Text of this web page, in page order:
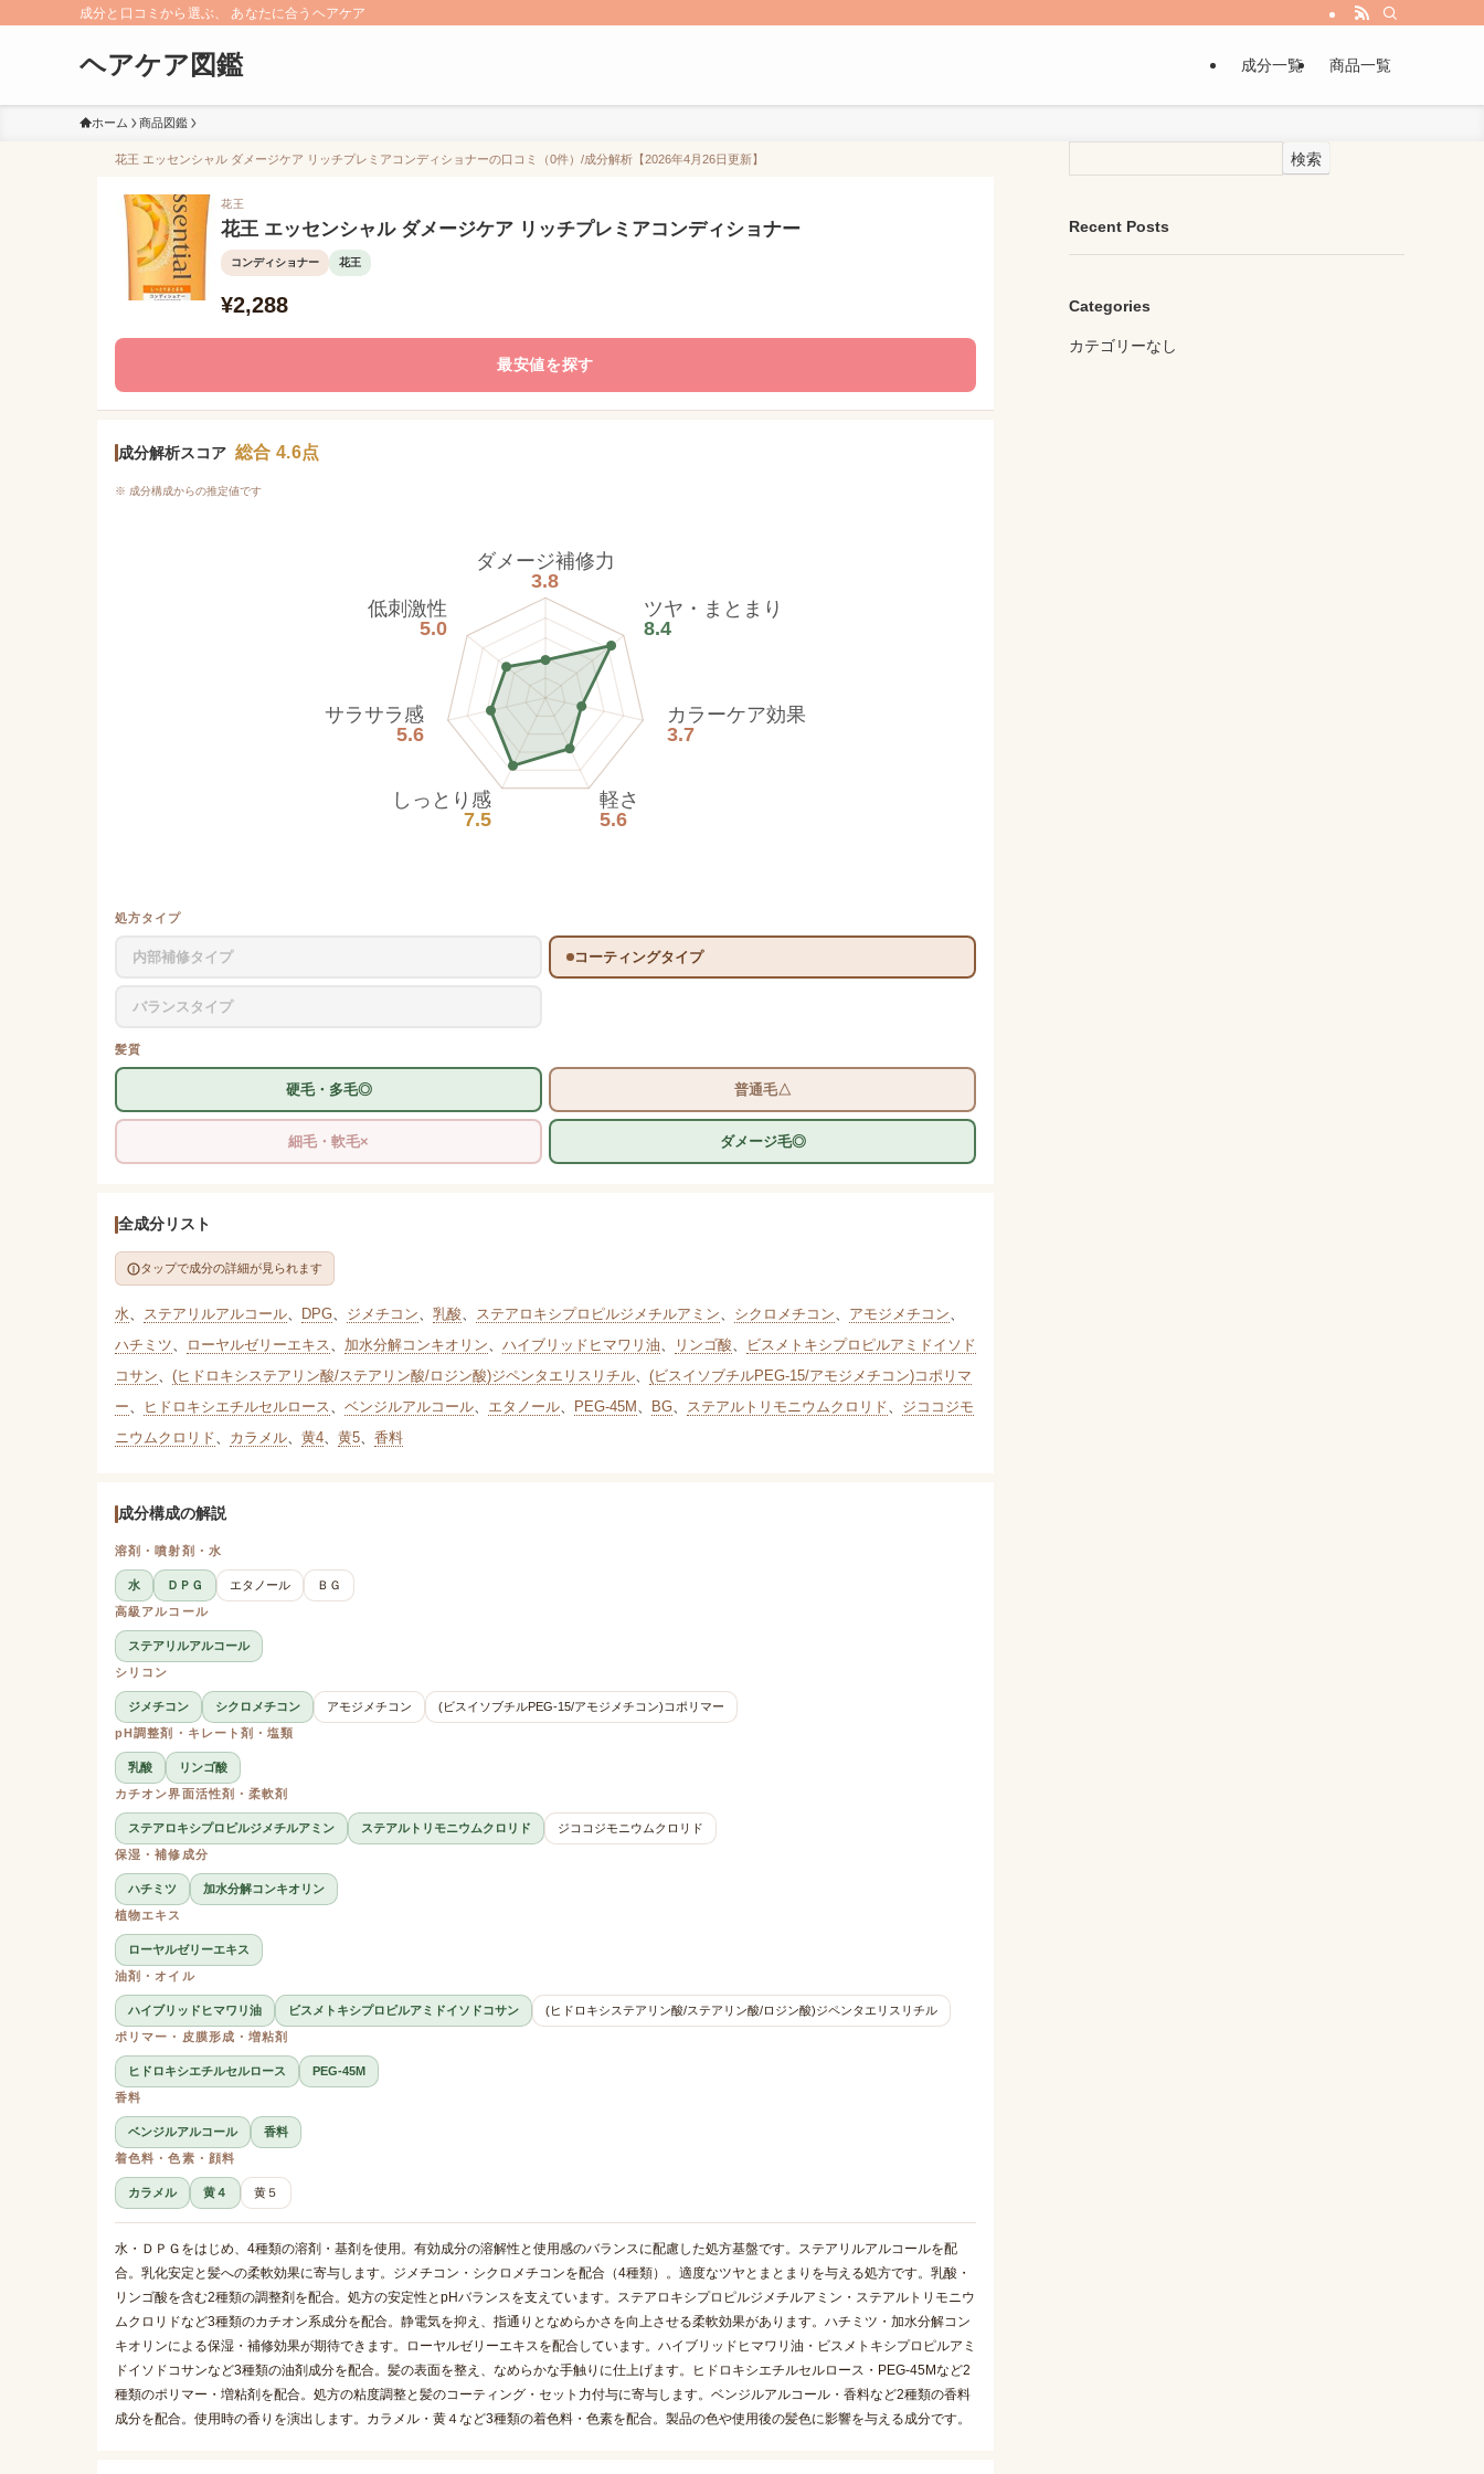
成分と口コミから選ぶ、 あなたに合うヘアケア
ヘアケア図鑑 成分一覧 商品一覧
ホーム 商品図鑑
花王 エッセンシャル ダメージケア リッチプレミアコンディショナーの口コミ（0件）/成分解析【2026年4月26日更新】
花王
花王 エッセンシャル ダメージケア リッチプレミアコンディショナー
コンディショナー 花王
¥2,288
最安値を探す
成分解析スコア 総合 4.6点
※ 成分構成からの推定値です
ダメージ補修力
3.8
ツヤ・まとまり
8.4
カラーケア効果
3.7
軽さ
5.6
しっとり感
7.5
サラサラ感
5.6
低刺激性
5.0
処方タイプ
内部補修タイプ コーティングタイプ
バランスタイプ
髪質
硬毛・多毛◎ 普通毛△
細毛・軟毛× ダメージ毛◎
全成分リスト
タップで成分の詳細が見られます
水、 ステアリルアルコール、 DPG、 ジメチコン、 乳酸、 ステアロキシプロピルジメチルアミン、 シクロメチコン、 アモジメチコン、
ハチミツ、 ローヤルゼリーエキス、 加水分解コンキオリン、 ハイブリッドヒマワリ油、 リンゴ酸、
ビスメトキシプロピルアミドイソド
コサン、 (ヒドロキシステアリン酸/ステアリン酸/ロジン酸)ジペンタエリスリチル、 (ビスイソブチルPEG-15/アモジメチコン)コポリマ
ー、 ヒドロキシエチルセルロース、 ベンジルアルコール、 エタノール、 PEG-45M 、 BG、 ステアルトリモニウムクロリド、 ジココジモ
ニウムクロリド、 カラメル、 黄4、 黄5、 香料
成分構成の解説
溶剤・噴射剤・水
水 ＤＰＧ エタノール
ＢＧ
高級アルコール
ステアリルアルコール
シリコン
ジメチコン シクロメチコン アモジメチコン
(ビスイソブチルPEG-15/アモジメチコン)コポリマー
pH調整剤・キレート剤・塩類
乳酸
リンゴ酸
カチオン界面活性剤・柔軟剤
ステアロキシプロピルジメチルアミン ステアルトリモニウムクロリド
ジココジモニウムクロリド
保湿・補修成分
ハチミツ
加水分解コンキオリン
植物エキス
ローヤルゼリーエキス
油剤・オイル
ハイブリッドヒマワリ油 ビスメトキシプロピルアミドイソドコサン
(ヒドロキシステアリン酸/ステアリン酸/ロジン酸)ジペンタエリスリチル
ポリマー・皮膜形成・増粘剤
ヒドロキシエチルセルロース
PEG-45M
香料
ベンジルアルコール
香料
着色料・色素・顔料
カラメル 黄４ 黄５
水・ＤＰＧをはじめ、4種類の溶剤・基剤を使用。有効成分の溶解性と使用感のバランスに配慮した処方基盤です。ステアリルアルコールを配
合。乳化安定と髪への柔軟効果に寄与します。ジメチコン・シクロメチコンを配合（4種類）。適度なツヤとまとまりを与える処方です。乳酸・
リンゴ酸を含む2種類の調整剤を配合。処方の安定性とpHバランスを支えています。ステアロキシプロピルジメチルアミン・ステアルトリモニウ
ムクロリドなど3種類のカチオン系成分を配合。静電気を抑え、指通りとなめらかさを向上させる柔軟効果があります。ハチミツ・加水分解コン
キオリンによる保湿・補修効果が期待できます。ローヤルゼリーエキスを配合しています。ハイブリッドヒマワリ油・ビスメトキシプロピルアミ
ドイソドコサンなど3種類の油剤成分を配合。髪の表面を整え、なめらかな手触りに仕上げます。ヒドロキシエチルセルロース・PEG-45Mなど2
種類のポリマー・増粘剤を配合。処方の粘度調整と髪のコーティング・セット力付与に寄与します。ベンジルアルコール・香料など2種類の香料
成分を配合。使用時の香りを演出します。カラメル・黄４など3種類の着色料・色素を配合。製品の色や使用後の髪色に影響を与える成分です。
検索
Recent Posts
Categories
カテゴリーなし